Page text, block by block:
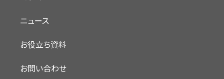
ニュース
お役立ち資料
お問い合わせ